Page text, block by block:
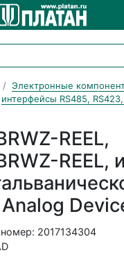
Электронные
интерфейсы RS485,
REEL,
REEL,
Analog
2017134304